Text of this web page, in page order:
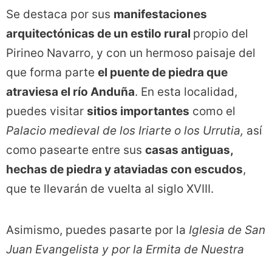
Se destaca por sus manifestaciones
arquitectónicas de un estilo rural propio del
Pirineo Navarro, y con un hermoso paisaje del
que forma parte el puente de piedra que
atraviesa el río Anduña. En esta localidad,
puedes visitar sitios importantes como el
Palacio medieval de los Iriarte o los Urrutia, así
como pasearte entre sus casas antiguas,
hechas de piedra y ataviadas con escudos,
que te llevarán de vuelta al siglo XVIII.
Asimismo, puedes pasarte por la Iglesia de San
Juan Evangelista y por la Ermita de Nuestra